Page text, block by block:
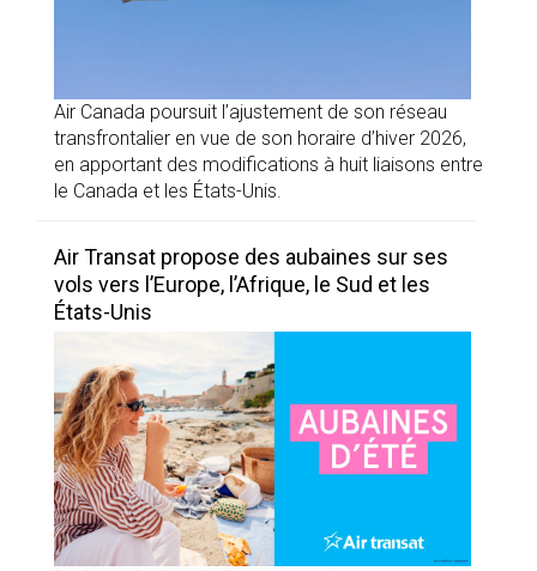
Air Canada poursuit l’ajustement de son réseau
transfrontalier en vue de son horaire d’hiver 2026,
en apportant des modifications à huit liaisons entre
le Canada et les États-Unis.
Air Transat propose des aubaines sur ses
vols vers l’Europe, l’Afrique, le Sud et les
États-Unis